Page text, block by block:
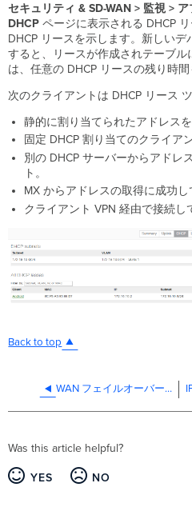
セキュリティ & SD-WAN > 監視 >
DHCP ページに表示される DHCP
DHCP リースを示します。新しい
すると、リースが作成されテーブ
は、任意の DHCP リースの残り時間
次のクライアントは DHCP リース
静的に割り当てられたアドレス
固定 DHCP 割り当てのクライアン
別の DHCP サーバーからアドレ
ト。
MX からアドレスの取得に成功し
クライアント VPN 経由で接続し
Back to top
WAN フェイルオーバーのための接続モニタリング
Was this article helpful?
YES NO